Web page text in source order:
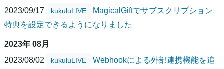
2023/09/17
kukuluLIVE
MagicalGiftでサブスクリプション
特典を設定できるようになりました
2023年 08月
2023/08/02
kukuluLIVE
Webhookによる外部連携機能を追